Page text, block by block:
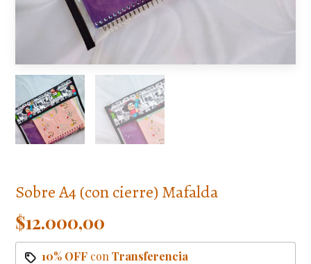
Sobre A4 (con cierre) Mafalda
$12.000,00
10% OFF conTransferencia